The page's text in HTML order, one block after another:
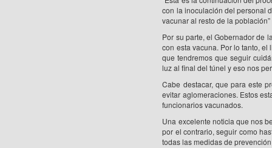
con la inoculación del personal
vacunar al resto de la
Por su parte, el Gobernador de
con esta vacuna. Por lo tanto,
que tendremos que seguir
luz al final del túnel y eso nos
Cabe destacar, que para este
evitar aglomeraciones. Estos
funcionarios vacunados.
Una excelente noticia que nos
por el contrario, seguir como
todas las medidas de